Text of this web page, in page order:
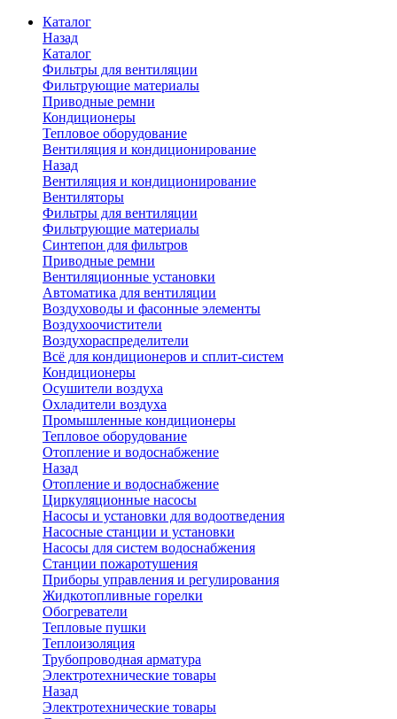
Каталог
Назад
Каталог
Фильтры для вентиляции
Фильтрующие материалы
Приводные ремни
Кондиционеры
Тепловое оборудование
Вентиляция и кондиционирование
Назад
Вентиляция и кондиционирование
Вентиляторы
Фильтры для вентиляции
Фильтрующие материалы
Синтепон для фильтров
Приводные ремни
Вентиляционные установки
Автоматика для вентиляции
Воздуховоды и фасонные элементы
Воздухоочистители
Воздухораспределители
Всё для кондиционеров и сплит-систем
Кондиционеры
Осушители воздуха
Охладители воздуха
Промышленные кондиционеры
Тепловое оборудование
Отопление и водоснабжение
Назад
Отопление и водоснабжение
Циркуляционные насосы
Насосы и установки для водоотведения
Насосные станции и установки
Насосы для систем водоснабжения
Станции пожаротушения
Приборы управления и регулирования
Жидкотопливные горелки
Обогреватели
Тепловые пушки
Теплоизоляция
Трубопроводная арматура
Электротехнические товары
Назад
Электротехнические товары